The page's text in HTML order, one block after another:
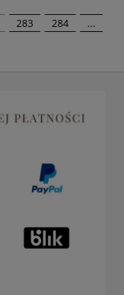
283 284
...